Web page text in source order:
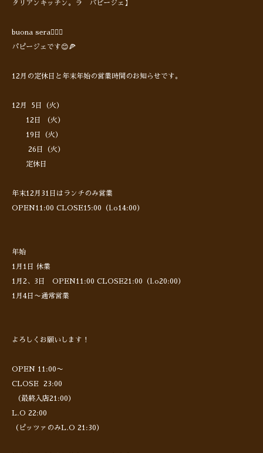
タリアンキッチン。ラ パピージェ】
buona sera🙋🏻‍♂️
パピージェです😊🍕
12月の定休日と年末年始の営業時間のお知らせです。
12月 5日（火）
12日 （火）
19日（火）
26日（火）
定休日
年末12月31日はランチのみ営業
OPEN11:00 CLOSE15:00（l.o14:00）
年始
1月1日 休業
1月2、3日 OPEN11:00 CLOSE21:00（l.o20:00）
1月4日〜通常営業
よろしくお願いします！
OPEN 11:00〜
CLOSE 23:00
（最終入店21:00）
L.O 22:00
（ピッツァのみL.O 21:30）